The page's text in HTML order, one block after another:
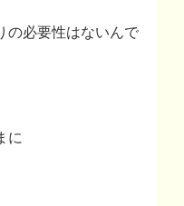
の必要性はないんで
に